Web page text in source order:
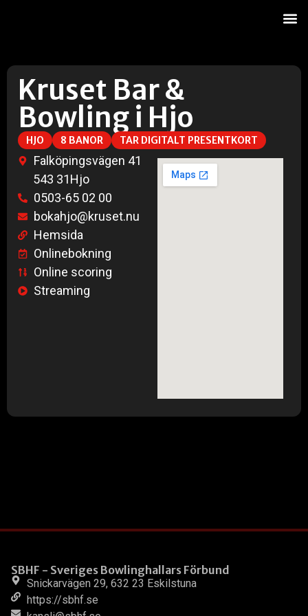
Kruset Bar &
Bowling i Hjo
HJO 8 BANOR TAR DIGITALT PRESENTKORT
Falköpingsvägen 41
543 31Hjo
0503-65 02 00
bokahjo@kruset.nu
Hemsida
Onlinebokning
Online scoring
Streaming
SBHF - Sveriges Bowlinghallars Förbund
Snickarvägen 29, 632 23 Eskilstuna
https://sbhf.se